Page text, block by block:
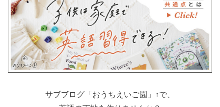
サブブログ「おうちえいご園」↑で、